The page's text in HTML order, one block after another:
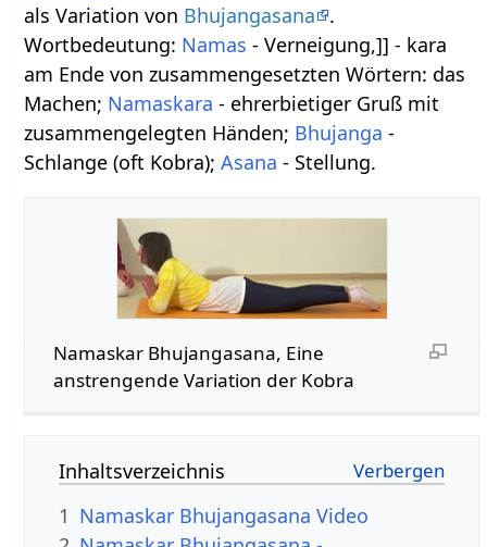
als Variation von Bhujangasana
.
Wortbedeutung: Namas - Verneigung,]] - kara
am Ende von zusammengesetzten Wörtern: das
Machen; Namaskara - ehrerbietiger Gruß mit
zusammengelegten Händen; Bhujanga -
Schlange (oft Kobra);Asana - Stellung.
Namaskar Bhujangasana, Eine
anstrengende Variation der Kobra
Inhaltsverzeichnis
1 Namaskar Bhujangasana Video